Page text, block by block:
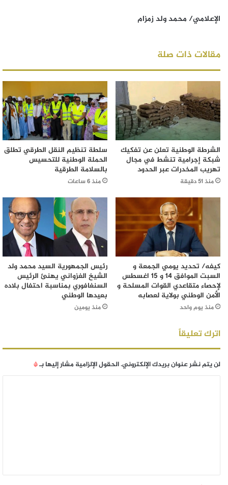
الإعلامي/ محمد ولد زمزام
مقالات ذات صلة
الشرطة الوطنية تعلن عن تفكيك
شبكة إجرامية تنشط في مجال
تهريب المخدرات عبر الحدود
منذ 51 دقيقة
سلطة تنظيم النقل الطرقي تطلق
الحملة الوطنية للتحسيس
بالسلامة الطرقية
منذ 6 ساعات
كيفه/ تحديد يومي الجمعة و
السبت الموافق 14 و 15 اغسطس
لإحصاء متقاعدي القوات المسلحة و
الأمن الوطني بولاية لعصابه
منذ يوم واحد
رئيس الجمهورية السيد محمد ولد
الشيخ الغزواني يهنئ الرئيس
السنغافوري بمناسبة احتفال بلاده
بعيدها الوطني
منذ يومين
اترك تعليقاً
لن يتم نشر عنوان بريدك الإلكتروني.الحقول الإلزامية مشار إليها بـ*